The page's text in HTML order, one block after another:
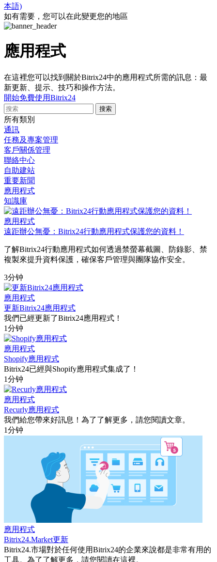
本語)
如有需要，您可以在此變更您的地區
應用程式
在這裡您可以找到關於Bitrix24中的應用程式所需的訊息：最
新更新、提示、技巧和操作方法。
開始免費使用Bitrix24
所有類別
通訊
任務及專案管理
客戶關係管理
聯絡中心
自助建站
重要新聞
應用程式
知識庫
應用程式
遠距辦公無憂：Bitrix24行動應用程式保護您的資料！
了解Bitrix24行動應用程式如何透過禁螢幕截圖、防錄影、禁
複製來提升資料保護，確保客戶管理與團隊協作安全。
3分钟
應用程式
更新Bitrix24應用程式
我們已經更新了Bitrix24應用程式！
1分钟
應用程式
Shopify應用程式
Bitrix24已經與Shopify應用程式集成了！
1分钟
應用程式
Recurly應用程式
我們給您帶來好訊息！為了了解更多，請您閱讀文章。
1分钟
應用程式
Bitrix24.Market更新
Bitrix24.市場對於任何使用Bitrix24的企業來說都是非常有用的
工具。為了了解更多，請您閱讀在這裡。